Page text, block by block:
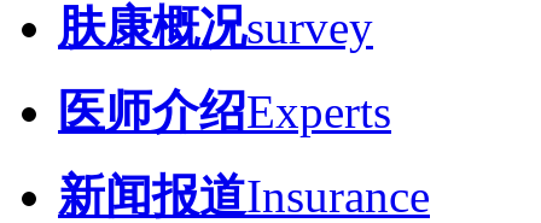
肤康概况survey
医师介绍Experts
新闻报道Insurance